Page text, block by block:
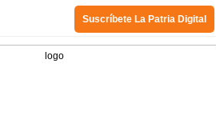
Suscríbete La Patria Digital